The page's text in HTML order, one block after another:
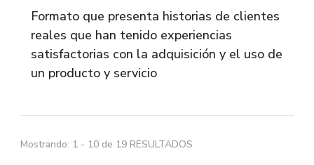
Formato que presenta historias de clientes
reales que han tenido experiencias
satisfactorias con la adquisición y el uso de
un producto y servicio
Mostrando: 1 - 10 de 19 RESULTADOS